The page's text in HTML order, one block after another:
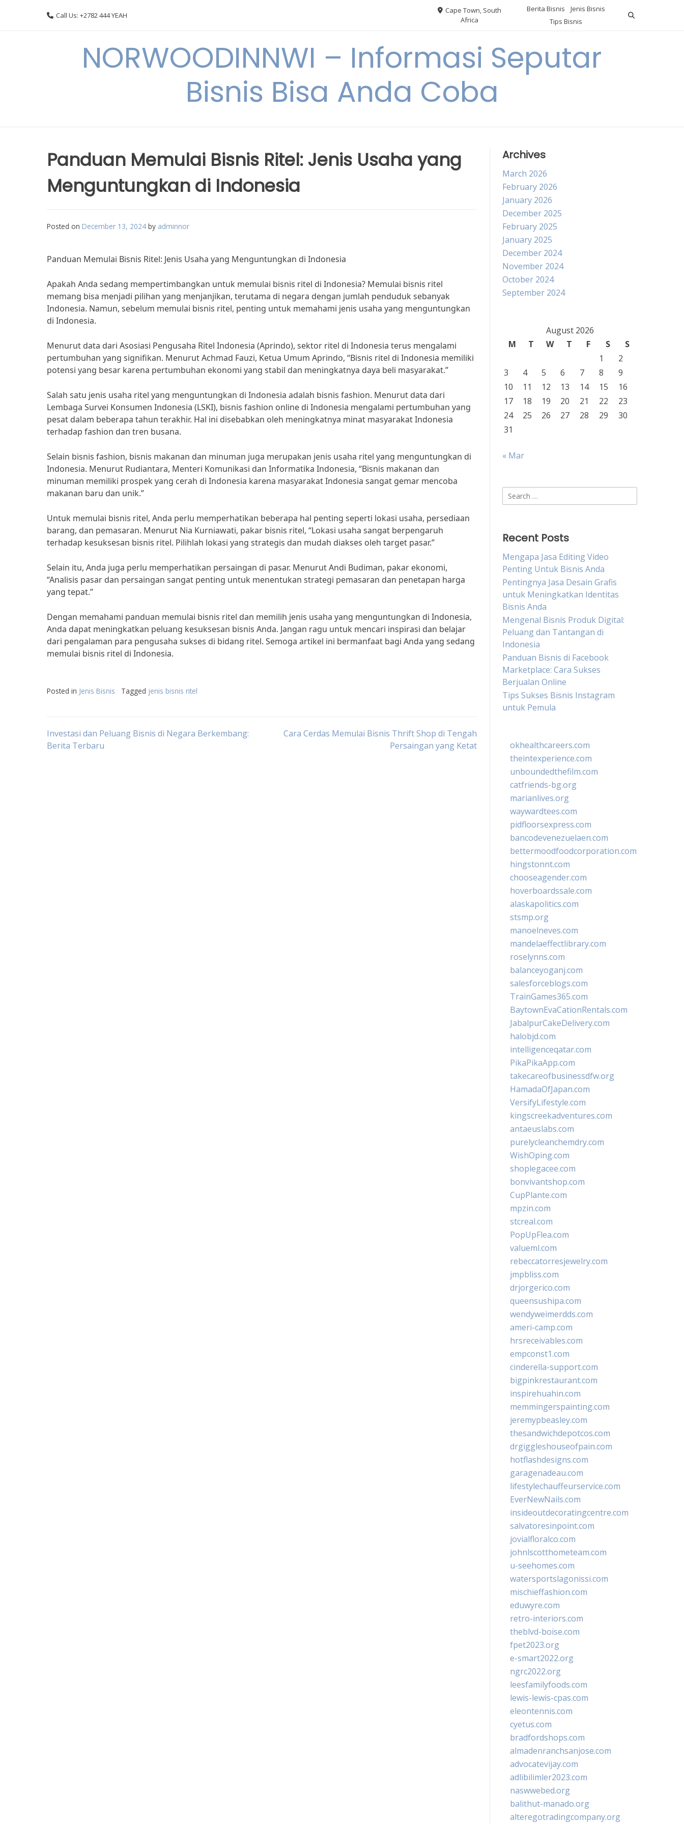
Call Us: +2782 444 YEAH
Cape Town, South
Africa
Berita Bisnis
Jenis Bisnis
Tips Bisnis
NORWOODINNWI – Informasi Seputar
Bisnis Bisa Anda Coba
Panduan Memulai Bisnis Ritel: Jenis Usaha yang
Menguntungkan di Indonesia
Posted on December 13, 2024 by adminnor
Panduan Memulai Bisnis Ritel: Jenis Usaha yang Menguntungkan di Indonesia
Apakah Anda sedang mempertimbangkan untuk memulai bisnis ritel di Indonesia? Memulai bisnis ritel
memang bisa menjadi pilihan yang menjanjikan, terutama di negara dengan jumlah penduduk sebanyak
Indonesia. Namun, sebelum memulai bisnis ritel, penting untuk memahami jenis usaha yang menguntungkan
di Indonesia.
Menurut data dari Asosiasi Pengusaha Ritel Indonesia (Aprindo), sektor ritel di Indonesia terus mengalami
pertumbuhan yang signifikan. Menurut Achmad Fauzi, Ketua Umum Aprindo, “Bisnis ritel di Indonesia memiliki
potensi yang besar karena pertumbuhan ekonomi yang stabil dan meningkatnya daya beli masyarakat.”
Salah satu jenis usaha ritel yang menguntungkan di Indonesia adalah bisnis fashion. Menurut data dari
Lembaga Survei Konsumen Indonesia (LSKI), bisnis fashion online di Indonesia mengalami pertumbuhan yang
pesat dalam beberapa tahun terakhir. Hal ini disebabkan oleh meningkatnya minat masyarakat Indonesia
terhadap fashion dan tren busana.
Selain bisnis fashion, bisnis makanan dan minuman juga merupakan jenis usaha ritel yang menguntungkan di
Indonesia. Menurut Rudiantara, Menteri Komunikasi dan Informatika Indonesia, “Bisnis makanan dan
minuman memiliki prospek yang cerah di Indonesia karena masyarakat Indonesia sangat gemar mencoba
makanan baru dan unik.”
Untuk memulai bisnis ritel, Anda perlu memperhatikan beberapa hal penting seperti lokasi usaha, persediaan
barang, dan pemasaran. Menurut Nia Kurniawati, pakar bisnis ritel, “Lokasi usaha sangat berpengaruh
terhadap kesuksesan bisnis ritel. Pilihlah lokasi yang strategis dan mudah diakses oleh target pasar.”
Selain itu, Anda juga perlu memperhatikan persaingan di pasar. Menurut Andi Budiman, pakar ekonomi,
“Analisis pasar dan persaingan sangat penting untuk menentukan strategi pemasaran dan penetapan harga
yang tepat.”
Dengan memahami panduan memulai bisnis ritel dan memilih jenis usaha yang menguntungkan di Indonesia,
Anda dapat meningkatkan peluang kesuksesan bisnis Anda. Jangan ragu untuk mencari inspirasi dan belajar
dari pengalaman para pengusaha sukses di bidang ritel. Semoga artikel ini bermanfaat bagi Anda yang sedang
memulai bisnis ritel di Indonesia.
Posted in Jenis Bisnis Tagged jenis bisnis ritel
Post
Investasi dan Peluang Bisnis di Negara Berkembang:
Berita Terbaru
Cara Cerdas Memulai Bisnis Thrift Shop di Tengah
Persaingan yang Ketat
Archives
March 2026
February 2026
January 2026
December 2025
February 2025
January 2025
December 2024
November 2024
October 2024
September 2024
August 2026
M
T W T F S
S
1
2
3
4 5 6 7 8
9
10
11 12 13 14 15
16
17
18 19 20 21 22
23
24
25 26 27 28 29
30
31
« Mar
Search
for:
Recent Posts
Mengapa Jasa Editing Video
Penting Untuk Bisnis Anda
Pentingnya Jasa Desain Grafis
untuk Meningkatkan Identitas
Bisnis Anda
Mengenal Bisnis Produk Digital:
Peluang dan Tantangan di
Indonesia
Panduan Bisnis di Facebook
Marketplace: Cara Sukses
Berjualan Online
Tips Sukses Bisnis Instagram
untuk Pemula
okhealthcareers.com
theintexperience.com
unboundedthefilm.com
catfriends-bg.org
marianlives.org
waywardtees.com
pidfloorsexpress.com
bancodevenezuelaen.com
bettermoodfoodcorporation.com
hingstonnt.com
chooseagender.com
hoverboardssale.com
alaskapolitics.com
stsmp.org
manoelneves.com
mandelaeffectlibrary.com
roselynns.com
balanceyoganj.com
salesforceblogs.com
TrainGames365.com
BaytownEvaCationRentals.com
JabalpurCakeDelivery.com
halobjd.com
intelligenceqatar.com
PikaPikaApp.com
takecareofbusinessdfw.org
HamadaOfJapan.com
VersifyLifestyle.com
kingscreekadventures.com
antaeuslabs.com
purelycleanchemdry.com
WishOping.com
shoplegacee.com
bonvivantshop.com
CupPlante.com
mpzin.com
stcreal.com
PopUpFlea.com
valueml.com
rebeccatorresjewelry.com
jmpbliss.com
drjorgerico.com
queensushipa.com
wendyweimerdds.com
ameri-camp.com
hrsreceivables.com
empconst1.com
cinderella-support.com
bigpinkrestaurant.com
inspirehuahin.com
memmingerspainting.com
jeremypbeasley.com
thesandwichdepotcos.com
drgiggleshouseofpain.com
hotflashdesigns.com
garagenadeau.com
lifestylechauffeurservice.com
EverNewNails.com
insideoutdecoratingcentre.com
salvatoresinpoint.com
jovialfloralco.com
johnlscotthometeam.com
u-seehomes.com
watersportslagonissi.com
mischieffashion.com
eduwyre.com
retro-interiors.com
theblvd-boise.com
fpet2023.org
e-smart2022.org
ngrc2022.org
leesfamilyfoods.com
lewis-lewis-cpas.com
eleontennis.com
cyetus.com
bradfordshops.com
almadenranchsanjose.com
advocatevijay.com
adlibilimler2023.com
naswwebed.org
balithut-manado.org
alteregotradingcompany.org